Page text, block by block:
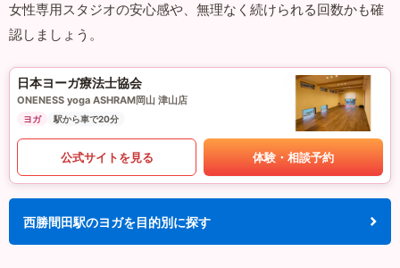
女性専用スタジオの安心感や、無理なく続けられる回数かも確
認しましょう。
日本ヨーガ療法士協会
ONENESS yoga ASHRAM岡山 津山店
ヨガ 駅から車で20分
公式サイトを見る 体験・相談予約
西勝間田駅のヨガを目的別に探す